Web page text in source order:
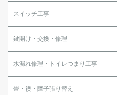
スイッチ工事
鍵開け・交換・修理
水漏れ修理・トイレつまり工事
畳・襖・障子張り替え